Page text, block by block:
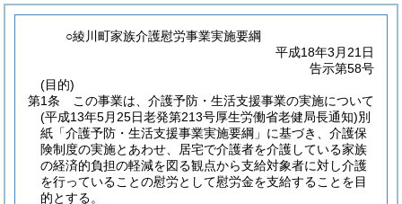
○綾川町家族介護慰労事業実施要綱
平成18年3月21日
告示第58号
(目的)
第1条
この事業は、介護予防・生活支援事業の実施について
(平成13年5月25日老発第213号厚生労働省老健局長通知)別
紙「介護予防・生活支援事業実施要綱」に基づき、介護保
険制度の実施とあわせ、居宅で介護者を介護している家族
の経済的負担の軽減を図る観点から支給対象者に対し介護
を行っていることの慰労として慰労金を支給することを目
的とする。